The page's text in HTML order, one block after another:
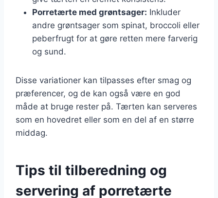
Porretærte med grøntsager: Inkluder
andre grøntsager som spinat, broccoli eller
peberfrugt for at gøre retten mere farverig
og sund.
Disse variationer kan tilpasses efter smag og
præferencer, og de kan også være en god
måde at bruge rester på. Tærten kan serveres
som en hovedret eller som en del af en større
middag.
Tips til tilberedning og
servering af porretærte